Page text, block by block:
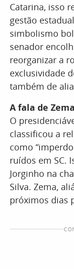
Catarina, isso
gestão
simbolismo
senador
reorganizar a
exclusividade
também de
A fala de Zema
O
classificou a
como
ruídos em SC.
Jorginho na
Silva. Zema,
próximos dias